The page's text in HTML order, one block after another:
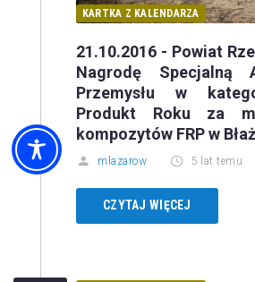
KARTKA Z KALENDARZA
21.10.2016 - Powiat
Nagrodę Specjalną
Przemysłu w
Produkt Roku za
kompozytów FRP w
mlazarow 5 lat temu
CZYTAJ WIĘCEJ